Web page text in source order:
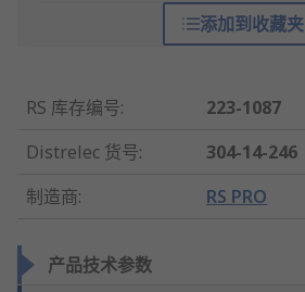
添加到收藏夹
RS 库存编号:
223-1087
Distrelec 货号:
304-14-246
制造商: RS PRO
产品技术参数